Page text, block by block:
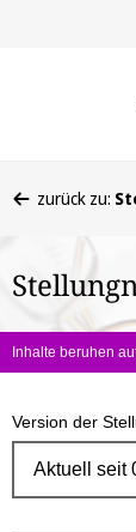
befinden
hier:
zurück zu:
Inhalte beruhen
Version der